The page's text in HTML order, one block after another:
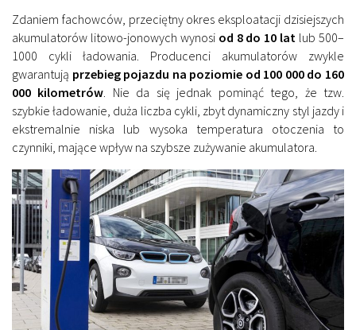
Zdaniem fachowców, przeciętny okres eksploatacji dzisiejszych
akumulatorów litowo-jonowych wynosi od 8 do 10 lat lub 500–
1000 cykli ładowania. Producenci akumulatorów zwykle
gwarantują przebieg pojazdu na poziomie od 100 000 do 160
000 kilometrów . Nie da się jednak pominąć tego, że tzw.
szybkie ładowanie, duża liczba cykli, zbyt dynamiczny styl jazdy i
ekstremalnie niska lub wysoka temperatura otoczenia to
czynniki, mające wpływ na szybsze zużywanie akumulatora.